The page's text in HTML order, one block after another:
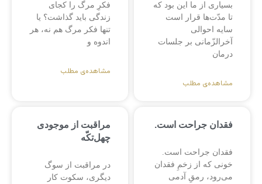
بسیاری از ما این بود که
تا مدّت‌ها قرار است
سایه احوالی
آخرالزّمانی بر جلسات
درمان
مشاهده‌ی مطلب
فکرِ مرگ را کجای
زندگی باید گذاشت؟ یا
تنها فکر مرگ هم نه، هر
اندوه و
مشاهده‌ی مطلب
فقدان جراحت است.
فقدان جراحت است.
خونی که از زخمِ فقدان
می‌رود، رمقِ آدمی
مراقبت از موجودی
چهل‌تکّه
در مراقبت از سوگ
دیگری، سکوت کار